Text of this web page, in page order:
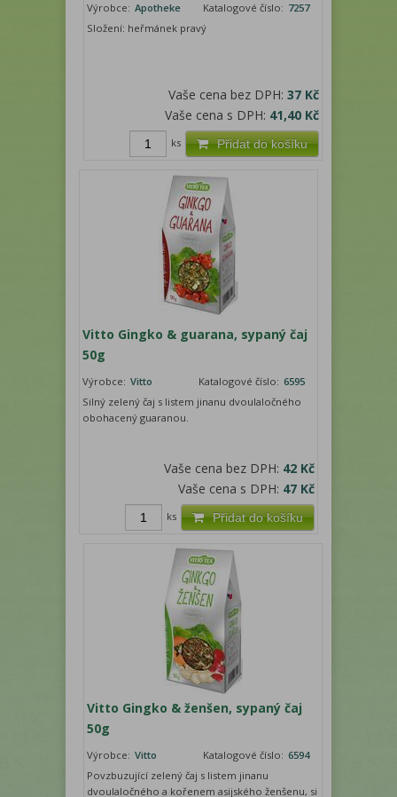
Výrobce: Apotheke Katalogové číslo: 7257
Složení: heřmánek pravý
Vaše cena bez DPH:37 Kč
Vaše cena s DPH: 41,40 Kč
Přidat do košíku
ks
Vitto Gingko & guarana, sypaný čaj
50g
Výrobce: Vitto Katalogové číslo: 6595
Silný zelený čaj s listem jinanu dvoulaločného
obohacený guaranou.
Vaše cena bez DPH: 42 Kč
Vaše cena s DPH: 47 Kč
Přidat do košíku
ks
Vitto Gingko & ženšen, sypaný čaj
50g
Výrobce: Vitto Katalogové číslo: 6594
Povzbuzující zelený čaj s listem jinanu
dvoulaločného a kořenem asijského ženšenu, si